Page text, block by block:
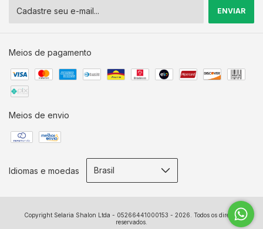
Meios de pagamento
Meios de envio
Idiomas e moedas
Copyright Selaria Shalon Ltda - 05266441000153 - 2026. Todos os direitos
reservados.